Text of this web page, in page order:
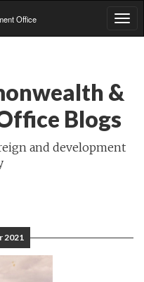
Office
&
Blogs
and development
2021